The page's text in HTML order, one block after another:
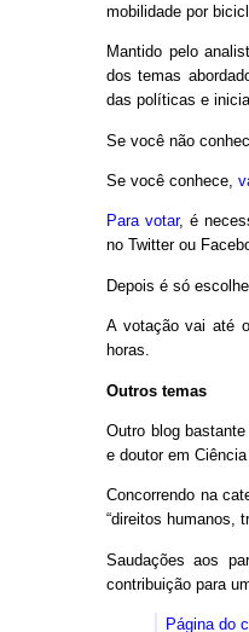
mobilidade por
Mantido pelo
dos temas
das políticas e
Se você não
Se você conhece,
Para votar, é
no Twitter ou
Depois é só
A votação vai até
horas.
Outros temas
Outro blog
e doutor em
Concorrendo na
“direitos humanos,
Saudações aos
contribuição para
Página do